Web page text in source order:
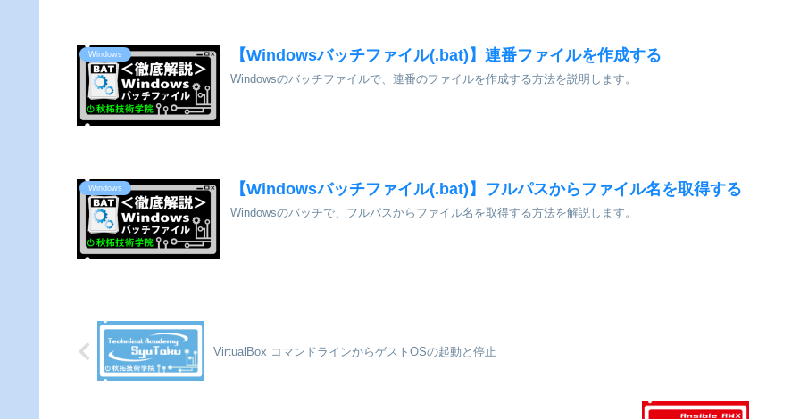
Windows 【Windowsバッチファイル(.bat)】連番ファイルを作成する
Windowsのバッチファイルで、連番のファイルを作成する方法を説明します。
Windows 【Windowsバッチファイル(.bat)】フルパスからファイル名を取得する
Windowsのバッチで、フルパスからファイル名を取得する方法を解説します。
VirtualBox コマンドラインからゲストOSの起動と停止